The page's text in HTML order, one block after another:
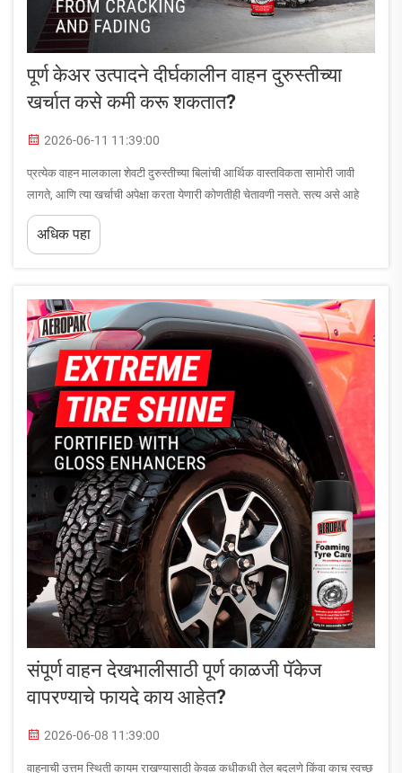
पूर्ण केअर उत्पादने दीर्घकालीन वाहन दुरुस्तीच्या
खर्चात कसे कमी करू शकतात?
2026-06-11 11:39:00
प्रत्येक वाहन मालकाला शेवटी दुरुस्तीच्या बिलांची आर्थिक वास्तविकता सामोरी जावी
लागते, आणि त्या खर्चाची अपेक्षा करता येणारी कोणतीही चेतावणी नसते. सत्य असे आहे
की, योग्य पूर्ण काळजी उत्पादनांचा वापर करून नियमित, प्रतिबंधात्मक देखभाल करण्याने
दुरुस्तीच्या वारंवार होणाऱ्या गरजा अत्यंत कमी करता येतात...
अधिक पहा
संपूर्ण वाहन देखभालीसाठी पूर्ण काळजी पॅकेज
वापरण्याचे फायदे काय आहेत?
2026-06-08 11:39:00
वाहनाची उत्तम स्थिती कायम राखण्यासाठी केवळ कधीकधी तेल बदलणे किंवा काच स्वच्छ